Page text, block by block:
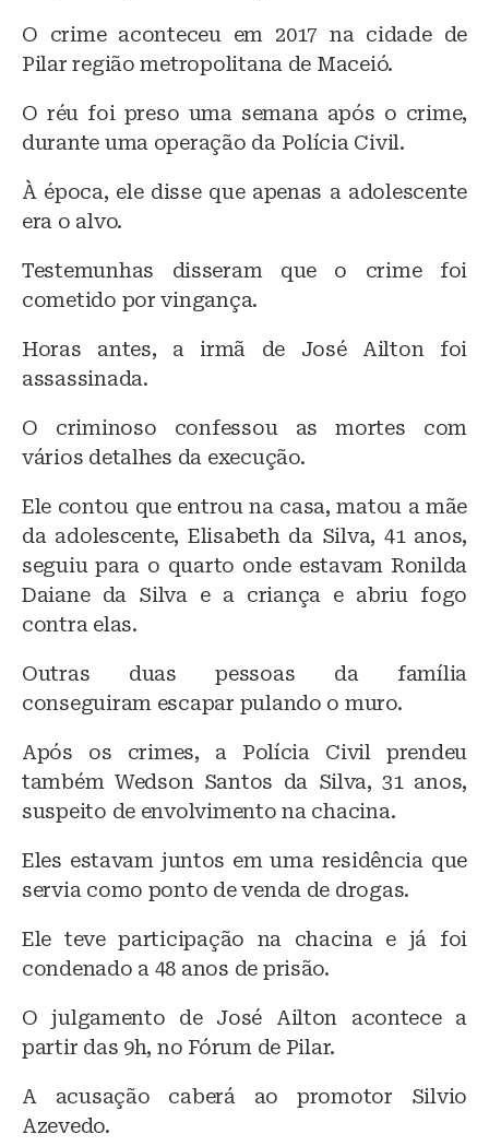
O crime aconteceu em 2017 na cidade de
Pilar região metropolitana de Maceió.
O réu foi preso uma semana após o crime,
durante uma operação da Polícia Civil.
À época, ele disse que apenas a adolescente
era o alvo.
Testemunhas disseram que o crime foi
cometido por vingança.
Horas antes, a irmã de José Ailton foi
assassinada.
O criminoso confessou as mortes com
vários detalhes da execução.
Ele contou que entrou na casa, matou a mãe
da adolescente, Elisabeth da Silva, 41 anos,
seguiu para o quarto onde estavam Ronilda
Daiane da Silva e a criança e abriu fogo
contra elas.
Outras duas pessoas da família
conseguiram escapar pulando o muro.
Após os crimes, a Polícia Civil prendeu
também Wedson Santos da Silva, 31 anos,
suspeito de envolvimento na chacina.
Eles estavam juntos em uma residência que
servia como ponto de venda de drogas.
Ele teve participação na chacina e já foi
condenado a 48 anos de prisão.
O julgamento de José Ailton acontece a
partir das 9h, no Fórum de Pilar.
A acusação caberá ao promotor Silvio
Azevedo.